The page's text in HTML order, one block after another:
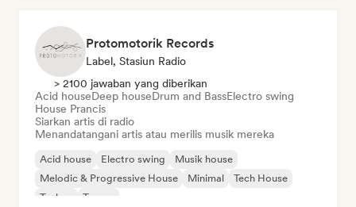
Protomotorik Records
Label, Stasiun Radio
> 2100 jawaban yang diberikan
Acid houseDeep houseDrum and BassElectro swing
House Prancis
Siarkan artis di radio
Menandatangani artis atau merilis musik mereka
Acid house Electro swing
Musik house
Melodic & Progressive House
Minimal
Tech House
Techno
Trance